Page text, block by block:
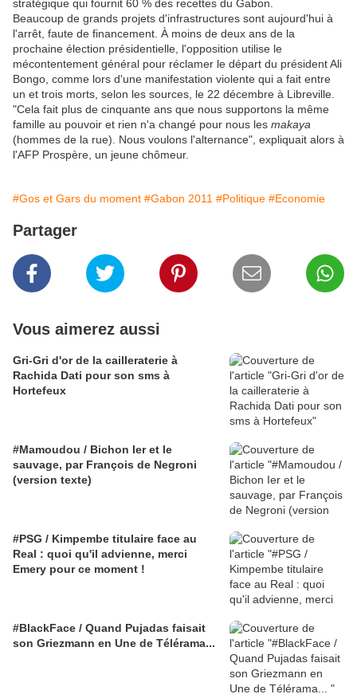
stratégique qui fournit 60 % des recettes du Gabon.
Beaucoup de grands projets d'infrastructures sont aujourd'hui à
l'arrêt, faute de financement. À moins de deux ans de la
prochaine élection présidentielle, l'opposition utilise le
mécontentement général pour réclamer le départ du président Ali
Bongo, comme lors d'une manifestation violente qui a fait entre
un et trois morts, selon les sources, le 22 décembre à Libreville.
"Cela fait plus de cinquante ans que nous supportons la même
famille au pouvoir et rien n'a changé pour nous les makaya
(hommes de la rue). Nous voulons l'alternance", expliquait alors à
l'AFP Prospère, un jeune chômeur.
#Gos et Gars du moment #Gabon 2011 #Politique #Economie
Partager
Vous aimerez aussi
Gri-Gri d'or de la cailleraterie à
Rachida Dati pour son sms à
Hortefeux
#Mamoudou / Bichon Ier et le
sauvage, par François de Negroni
(version texte)
#PSG / Kimpembe titulaire face au
Real : quoi qu'il advienne, merci
Emery pour ce moment !
#BlackFace / Quand Pujadas faisait
son Griezmann en Une de Télérama...